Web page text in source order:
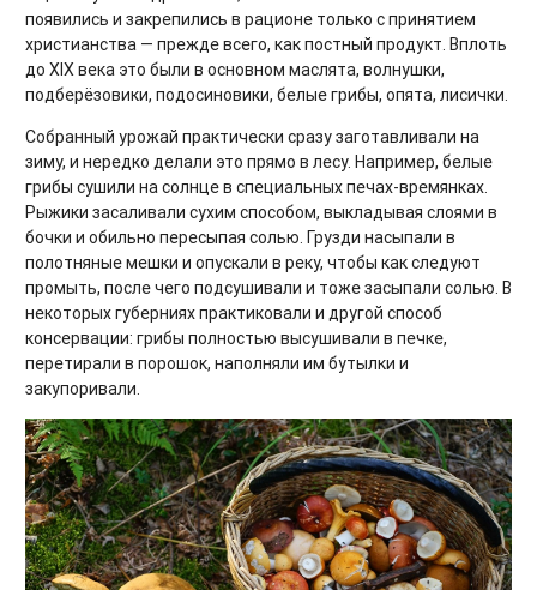
появились и закрепились в рационе только с принятием
христианства — прежде всего, как постный продукт. Вплоть
до XIX века это были в основном маслята, волнушки,
подберёзовики, подосиновики, белые грибы, опята, лисички.
Собранный урожай практически сразу заготавливали на
зиму, и нередко делали это прямо в лесу. Например, белые
грибы сушили на солнце в специальных печах-времянках.
Рыжики засаливали сухим способом, выкладывая слоями в
бочки и обильно пересыпая солью. Грузди насыпали в
полотняные мешки и опускали в реку, чтобы как следуют
промыть, после чего подсушивали и тоже засыпали солью. В
некоторых губерниях практиковали и другой способ
консервации: грибы полностью высушивали в печке,
перетирали в порошок, наполняли им бутылки и
закупоривали.